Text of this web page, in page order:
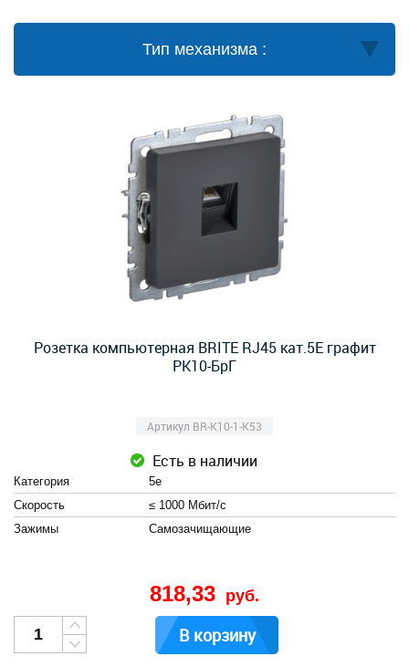
Тип механизма :
Розетка компьютерная BRITE RJ45 кат.5E графит
РК10-БрГ
Артикул BR-K10-1-K53
Есть в наличии
Категория
5e
Скорость
≤ 1000 Мбит/с
Зажимы
Cамозачищающие
818,33 руб.
В корзину